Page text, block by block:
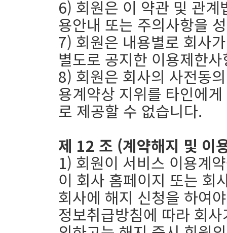
6) 회원은 이 약관 및 관
용안내 또는 주의사항을
7) 회원은 내용별로 회사
별도로 공지한 이용제한
8) 회원은 회사의 사전동
용계약상 지위를 타인에
로 제공할 수 없습니다.
제 12 조 (계약해지 및 이
1) 회원이 서비스 이용계
이 회사 홈페이지 또는 회
회사에 해지 신청을 하여
정보취급방침에 따라 회